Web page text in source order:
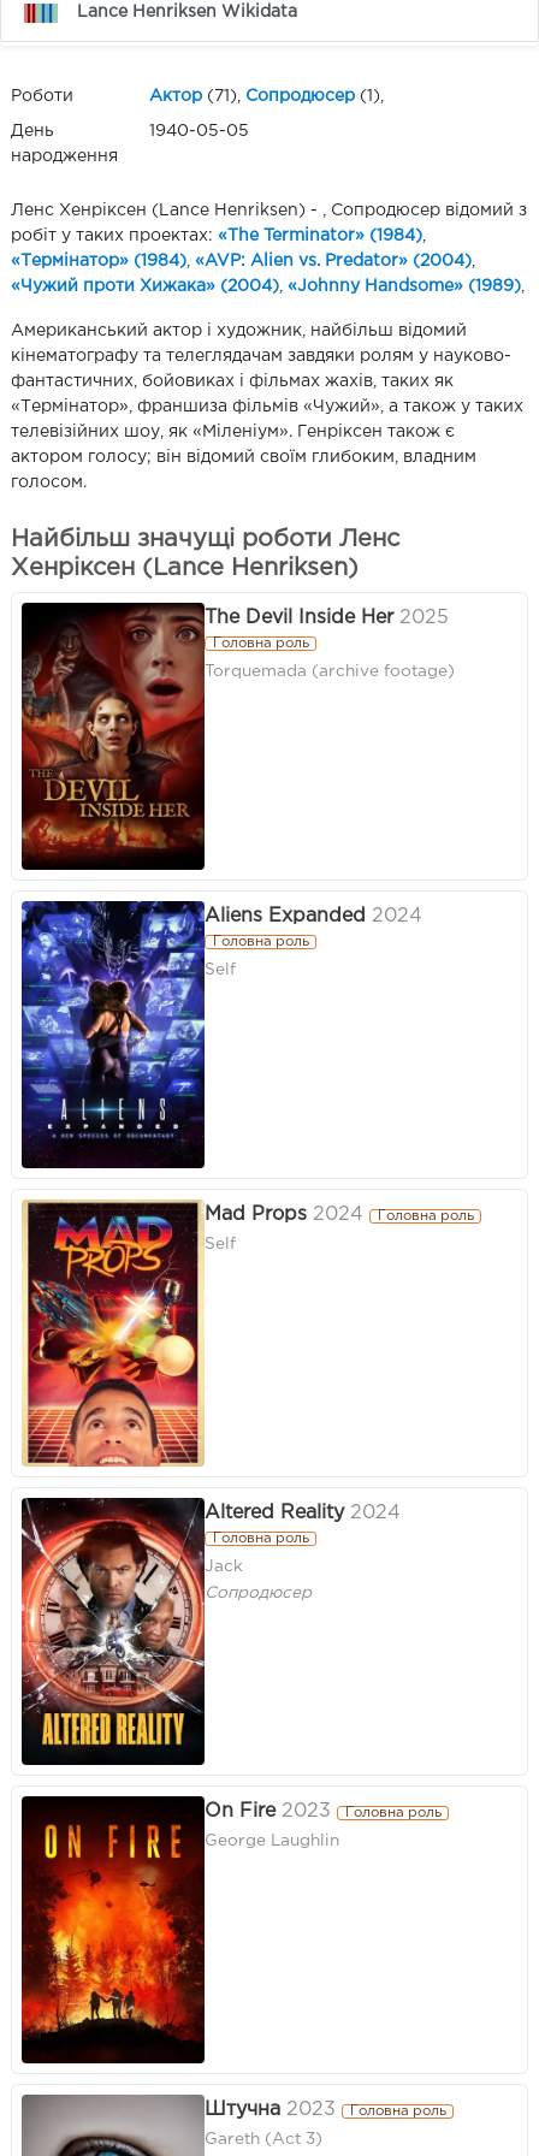
Lance Henriksen Wikidata
Роботи Актор (71), Сопродюсер (1),
День
народження
1940-05-05
Ленс Хенріксен (Lance Henriksen) - , Сопродюсер відомий з
робіт у таких проектах: «The Terminator» (1984)
«Термінатор» (1984) «AVP: Alien vs. Predator» (2004)
«Чужий проти Хижака» (2004) «Johnny Handsome» (1989)
Американський актор і художник, найбільш відомий
кінематографу та телеглядачам завдяки ролям у науково-
фантастичних, бойовиках і фільмах жахів, таких як
«Термінатор», франшиза фільмів «Чужий», а також у таких
телевізійних шоу, як «Міленіум». Генріксен також є
актором голосу; він відомий своїм глибоким, владним
голосом.
Найбільш значущі роботи Ленс
Хенріксен (Lance Henriksen)
The Devil Inside Her 2025
Головна роль
Torquemada (archive footage)
Aliens Expanded 2024
Головна роль
Self
Mad Props 2024 Головна роль
Self
Altered Reality 2024
Головна роль
Jack
Сопродюсер
On Fire 2023 Головна роль
George Laughlin
Штучна 2023 Головна роль
Gareth (Act 3)